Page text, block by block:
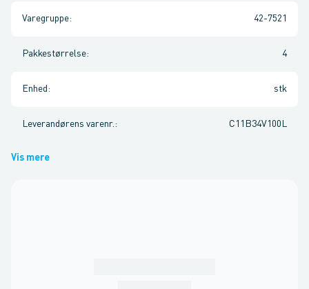
Varegruppe: 42-7521
Pakkestørrelse: 4
Enhed : stk
Leverandørens varenr. : C11B34V100L
Vis mere